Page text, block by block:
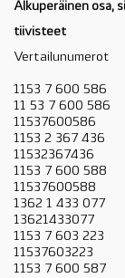
Alkuperäinen osa,
tiivisteet
Vertailunumerot
1153 7 600 586
11 53 7 600 586
11537600586
1153 2 367 436
11532367436
1153 7 600 588
11537600588
1362 1 433 077
13621433077
1153 7 603 223
11537603223
1153 7 600 587